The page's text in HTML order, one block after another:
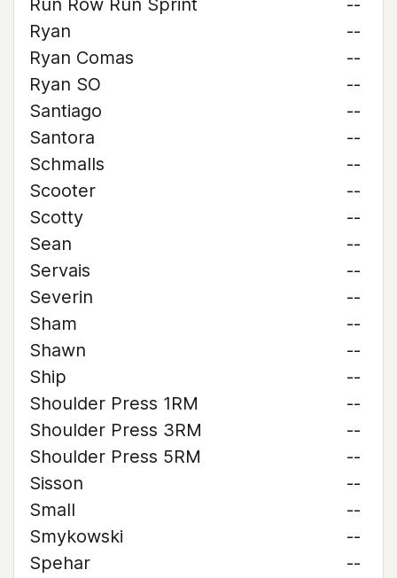
Run Row Run Sprint
--
Ryan
--
Ryan Comas
--
Ryan SO
--
Santiago
--
Santora
--
Schmalls
--
Scooter
--
Scotty
--
Sean
--
Servais
--
Severin
--
Sham
--
Shawn
--
Ship
--
Shoulder Press 1RM
--
Shoulder Press 3RM
--
Shoulder Press 5RM
--
Sisson
--
Small
--
Smykowski
--
Spehar
--